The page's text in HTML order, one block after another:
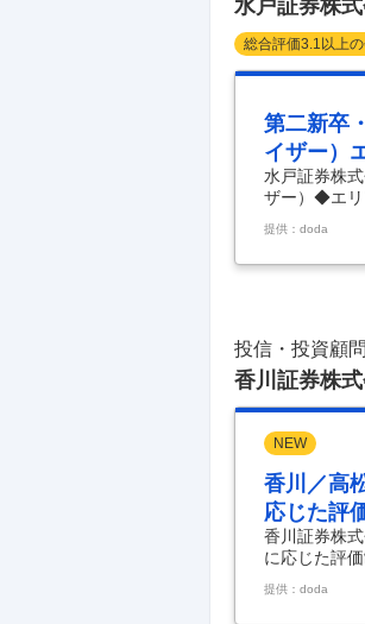
水戸証券株
総合評価3.1 以上
第二新卒
イザー）
水戸証券株
ザー）◆エリ
（資産運用
迎！茨城県
実績こそが
新規開拓営
提供：doda
投信・投資顧
香川証券株
NEW
香川／高
応じた評
香川証券株
に応じた評
グ営業 ◆完
入社者多数
提供：doda